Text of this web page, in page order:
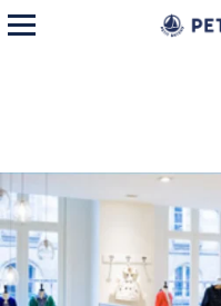
モバイルメニューを開く